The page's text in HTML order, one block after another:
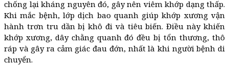
chống lại kháng nguyên đó, gây nên viêm khớp dạng thấp.
Khi mắc bệnh, lớp dịch bao quanh giúp khớp xương vận
hành trơn tru dần bị khô đi và tiêu biến. Điều này khiến
khớp xương, dây chằng quanh đó đều bị tổn thương, thô
ráp và gây ra cảm giác đau đớn, nhất là khi người bệnh di
chuyển.